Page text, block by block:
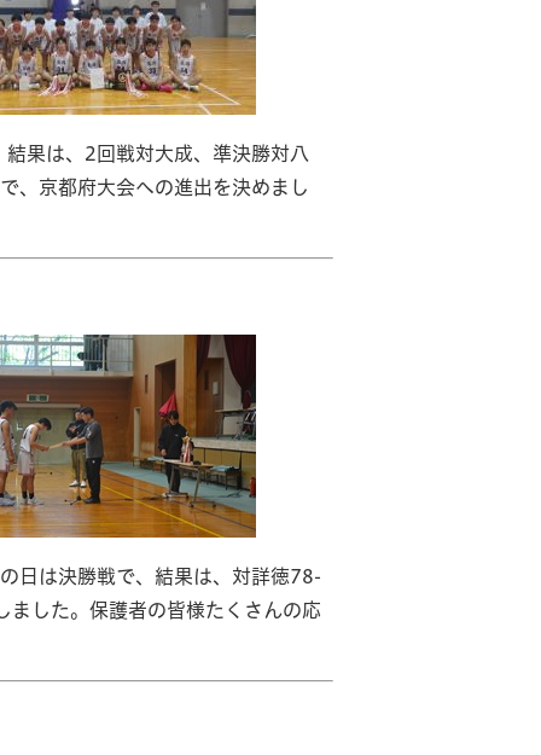
果は、2回戦対大成、準決勝対八
、京都府大会への進出を決めまし
日は決勝戦で、結果は、対詳徳78-
した。保護者の皆様たくさんの応